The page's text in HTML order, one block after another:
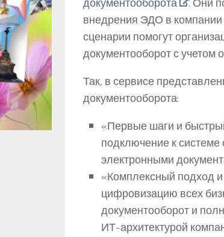
внедрения ЭДО в компании
сценарии помогут
документооборот с учетом
Так, в сервисе
документооборота:
«Первые шаги и
подключение к
электронными
«Комплексный подход
цифровизацию всех
документооборот и
ИТ-архитектурой